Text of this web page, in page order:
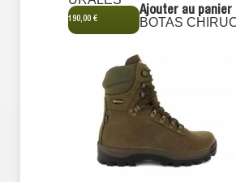
190,00 €
Ajouter au panier
BOTAS